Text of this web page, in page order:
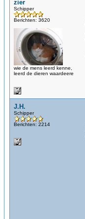
zier
Schipper
Berichten: 3620
wie de mens leerd kenne,
leerd de dieren waardeere
J.H.
Schipper
Berichten: 2214